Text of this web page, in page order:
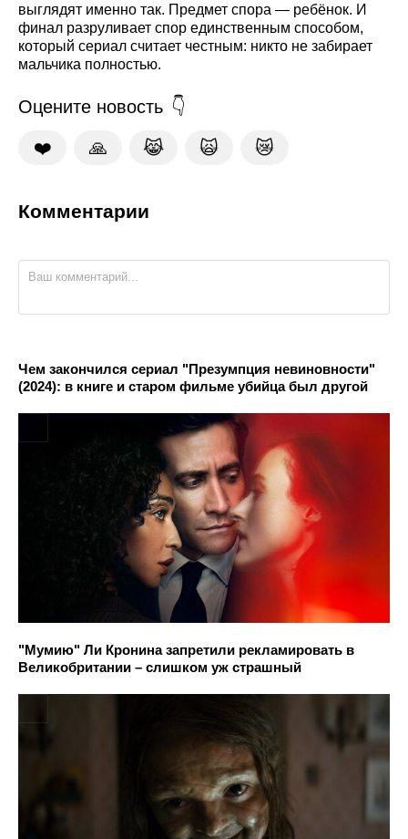
выглядят именно так. Предмет спора — ребёнок. И
финал разруливает спор единственным способом,
который сериал считает честным: никто не забирает
мальчика полностью.
Оцените новость
❤️ 🙏 😹 🙀 😿
Комментарии
Чем закончился сериал "Презумпция невиновности"
(2024): в книге и старом фильме убийца был другой
"Мумию" Ли Кронина запретили рекламировать в
Великобритании – слишком уж страшный